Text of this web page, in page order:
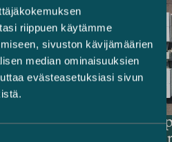
riippuen käytämme
sivuston kävijämäärien
median ominaisuuksien
evästeasetuksiasi sivun
Delta